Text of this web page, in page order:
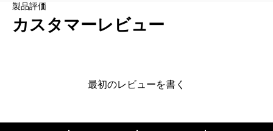
製品評価
カスタマーレビュー
最初のレビューを書く